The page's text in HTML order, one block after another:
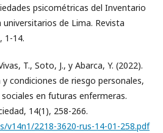
psicométricas del Inventario
de Lima. Revista
1-14.
T., Soto, J., y Abarca, Y. (2022).
condiciones de riesgo personales,
en futuras enfermeras.
14(1), 258-266.
v14n1/2218-3620-rus-14-01-258.pdf